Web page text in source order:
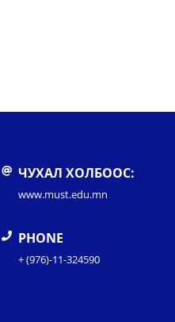
ЧУХАЛ ХОЛБООС:
www.must.edu.mn
PHONE
+ (976)-11-324590